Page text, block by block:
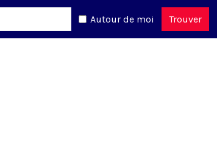
Autour de moi Trouver